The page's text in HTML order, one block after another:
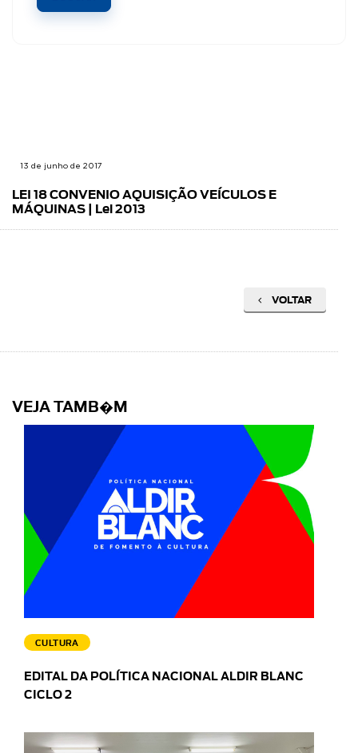
13 de junho de 2017
LEI 18 CONVENIO AQUISIÇÃO VEÍCULOS E
MÁQUINAS | Lei 2013
VOLTAR
VEJA TAMB�M
CULTURA
EDITAL DA POLÍTICA NACIONAL ALDIR BLANC
CICLO 2